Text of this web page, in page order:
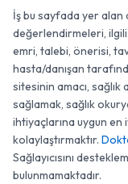
İş bu sayfada yer alan
değerlendirmeleri,
emri, talebi, önerisi,
hasta/danışan
sitesinin amacı,
sağlamak, sağlık
ihtiyaçlarına uygun en
kolaylaştırmaktır.
Sağlayıcısını
bulunmamaktadır.